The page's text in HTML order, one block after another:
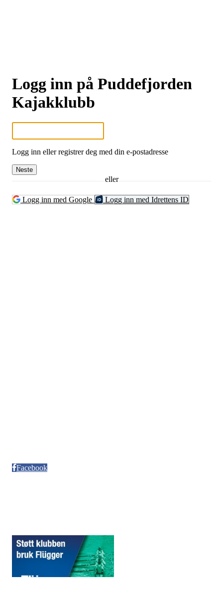
Logg inn på Puddefjorden
Kajakklubb
Logg inn eller registrer deg med din e-postadresse
Neste
eller
Logg inn med Google Logg inn med Idrettens ID
Facebook